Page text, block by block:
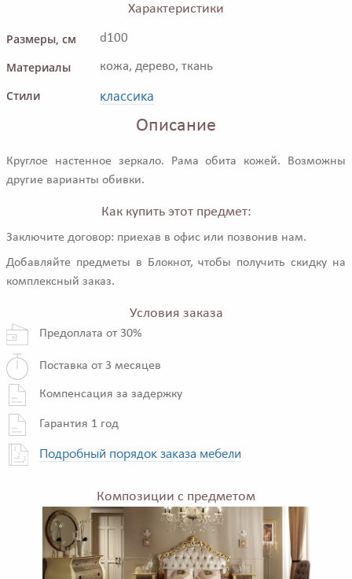
Характеристики
Размеры, см
d100
Материалы кожа, дерево, ткань
Стили классика
Описание
Круглое настенное зеркало. Рама обита кожей. Возможны
другие варианты обивки.
Как купить этот предмет:
Заключите договор: приехав в офис или позвонив нам.
Добавляйте предметы в Блокнот, чтобы получить скидку на
комплексный заказ.
Условия заказа
Предоплата от 30%
Поставка от 3 месяцев
Компенсация за задержку
Гарантия 1 год
Подробный порядок заказа мебели
Композиции с предметом